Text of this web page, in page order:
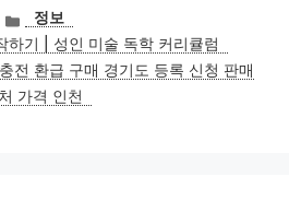
카
테
고
리
정보
하기 | 성인 미술 독학 커리큘럼
전 환급 구매 경기도 등록 신청 판매
처 가격 인천